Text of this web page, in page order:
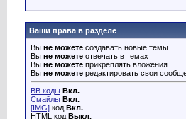
Ваши права в разделе
Вы не можете создавать новые темы
Вы не можете отвечать в темах
Вы не можете прикреплять вложения
Вы не можете редактировать свои
BB коды Вкл.
Смайлы Вкл.
[IMG] код Вкл.
HTML код Выкл.